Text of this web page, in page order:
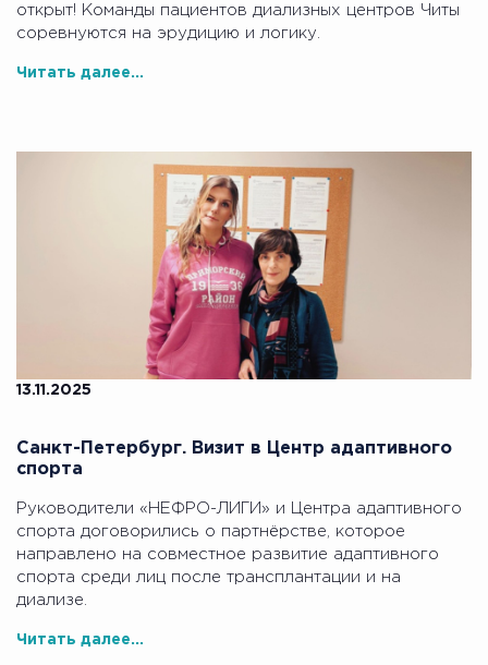
открыт! Команды пациентов диализных центров Читы
соревнуются на эрудицию и логику.
Читать далее...
13.11.2025
Санкт-Петербург. Визит в Центр адаптивного
спорта
Руководители «НЕФРО-ЛИГИ» и Центра адаптивного
спорта договорились о партнёрстве, которое
направлено на совместное развитие адаптивного
спорта среди лиц после трансплантации и на
диализе.
Читать далее...